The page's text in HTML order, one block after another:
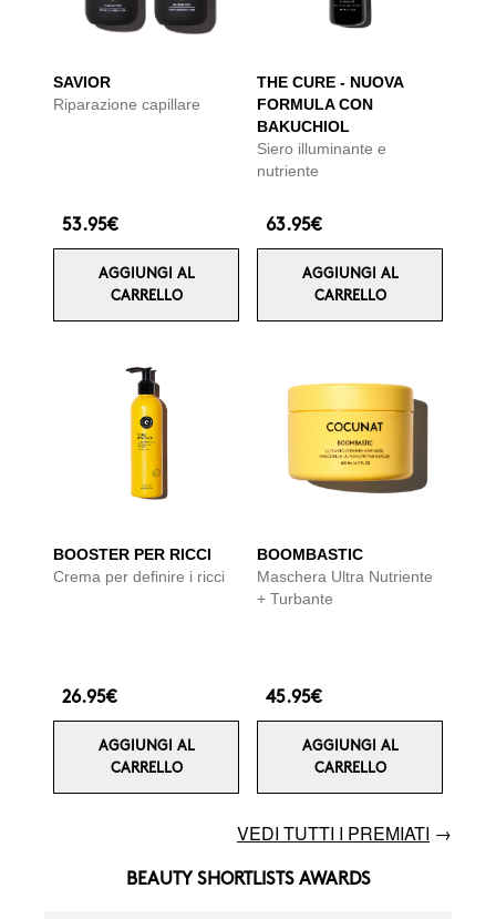
SAVIOR
Riparazione capillare
53.95€
AGGIUNGI AL
CARRELLO
THE CURE - NUOVA
FORMULA CON
BAKUCHIOL
Siero illuminante e
nutriente
63.95€
AGGIUNGI AL
CARRELLO
BOOSTER PER RICCI
Crema per definire i ricci
26.95€
AGGIUNGI AL
CARRELLO
BOOMBASTIC
Maschera Ultra Nutriente
+ Turbante
45.95€
AGGIUNGI AL
CARRELLO
VEDI TUTTI I PREMIATI →
BEAUTY SHORTLISTS AWARDS